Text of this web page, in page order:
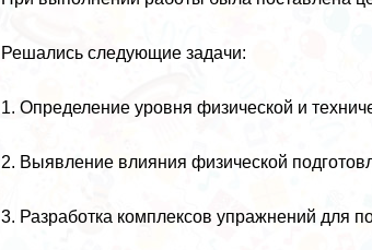
Решались следующие задачи:
1. Определение уровня физической и
2. Выявление влияния физической
3. Разработка комплексов упражнений для